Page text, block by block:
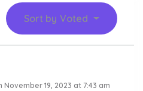
Sort by Voted
19, 2023 at 7:43 am